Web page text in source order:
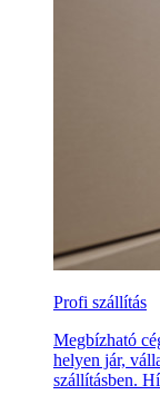
Profi szállítás
Megbízható
helyen jár,
szállításben.